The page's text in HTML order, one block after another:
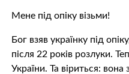
Мене під опіку візьми!
Бог взяв українку під
після 22 років розлуки.
України. Та віриться: